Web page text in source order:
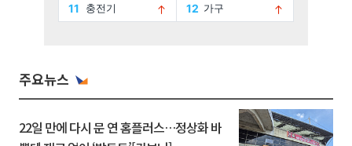
주요뉴스
22일 만에 다시 문 연 홈플러스…정상화 바